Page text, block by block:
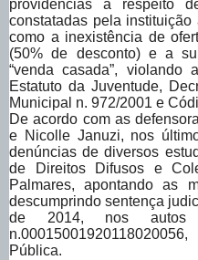
providências a respeito
constatadas pela
como a inexistência de
(50% de desconto) e a
“venda casada”, violando
Estatuto da Juventude,
Municipal n. 972/2001 e
De acordo com as
e Nicolle Januzi, nos
denúncias de diversos
de Direitos Difusos e
Palmares, apontando as
descumprindo sentença
de 2014, nos
n.
Pública.